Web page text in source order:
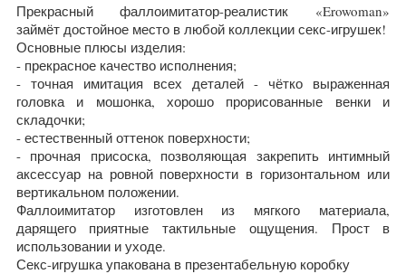
Прекрасный фаллоимитатор-реалистик «Erowoman»
займёт достойное место в любой коллекции секс-игрушек!
Основные плюсы изделия:
- прекрасное качество исполнения;
- точная имитация всех деталей - чётко выраженная
головка и мошонка, хорошо прорисованные венки и
складочки;
- естественный оттенок поверхности;
- прочная присоска, позволяющая закрепить интимный
аксессуар на ровной поверхности в горизонтальном или
вертикальном положении.
Фаллоимитатор изготовлен из мягкого материала,
дарящего приятные тактильные ощущения. Прост в
использовании и уходе.
Секс-игрушка упакована в презентабельную коробку